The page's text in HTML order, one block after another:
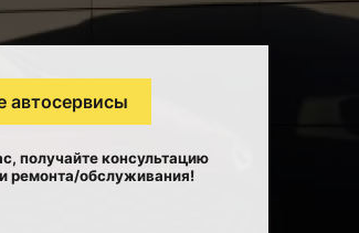
автосервисы
получайте консультацию
ремонта/обслуживания!